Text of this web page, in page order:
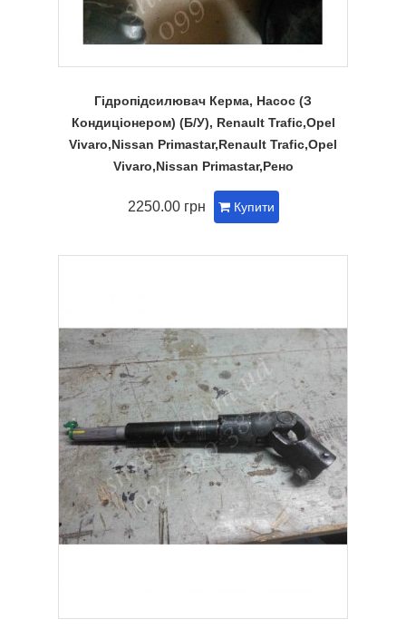
Гідропідсилювач Керма, Насос (З
Кондиціонером) (Б/У), Renault Trafic,Opel
Vivaro,Nissan Primastar,Renault Trafic,Opel
Vivaro,Nissan Primastar,Рено
2250.00 грн Купити